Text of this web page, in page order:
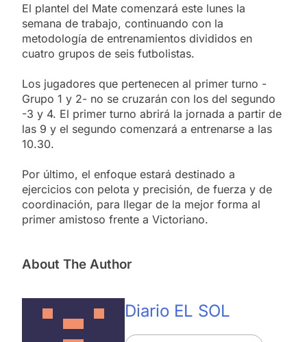
El plantel del Mate comenzará este lunes la
semana de trabajo, continuando con la
metodología de entrenamientos divididos en
cuatro grupos de seis futbolistas.
Los jugadores que pertenecen al primer turno -
Grupo 1 y 2- no se cruzarán con los del segundo
-3 y 4. El primer turno abrirá la jornada a partir de
las 9 y el segundo comenzará a entrenarse a las
10.30.
Por último, el enfoque estará destinado a
ejercicios con pelota y precisión, de fuerza y de
coordinación, para llegar de la mejor forma al
primer amistoso frente a Victoriano.
About The Author
Diario EL SOL